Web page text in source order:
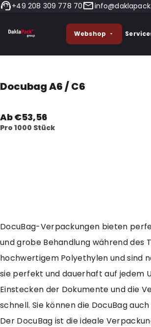
+49 208 309 778 70
Webshop
Docubag A6 / C6
Ab €53,56
Pro 1000 Stück
DocuBag-Verpackungen bieten
und grobe Behandlung während des
hochwertigem Polyethylen und sind
sie perfekt und dauerhaft auf jedem
Einstecken der Dokumente und die
schnell. Sie können die DocuBag
Der DocuBag ist die ideale